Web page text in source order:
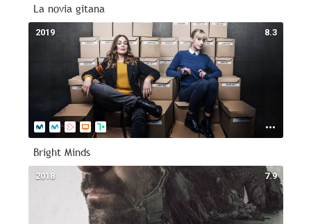
La novia gitana
8.3
2019
Bright Minds
7.9
2018